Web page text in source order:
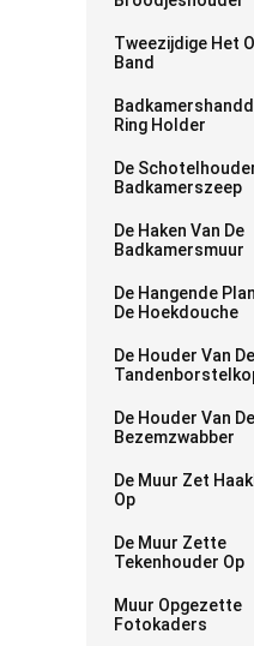
Tweezijdige Het
Band
Ring Holder
De
Badkamerszeep
De Haken Van De
Badkamersmuur
De Hangende
De Hoekdouche
De Houder Van De
De Houder Van De
Bezemzwabber
De Muur Zet
Op
De Muur Zette
Tekenhouder Op
Muur Opgezette
Fotokaders